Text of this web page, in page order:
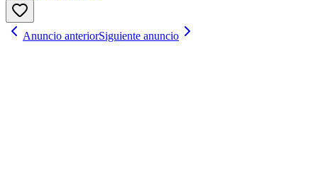
Anuncio anteriorSiguiente anuncio